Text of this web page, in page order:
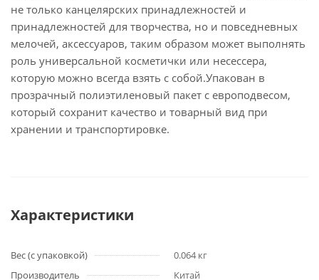
не только канцелярских принадлежностей и
принадлежностей для творчества, но и повседневных
мелочей, аксессуаров, таким образом может выполнять
роль универсальной косметички или несессера,
которую можно всегда взять с собой.Упакован в
прозрачный полиэтиленовый пакет с европодвесом,
который сохранит качество и товарный вид при
хранении и транспортировке.
Характеристики
Вес (с упаковкой)
0.064 кг
Производитель
Китай